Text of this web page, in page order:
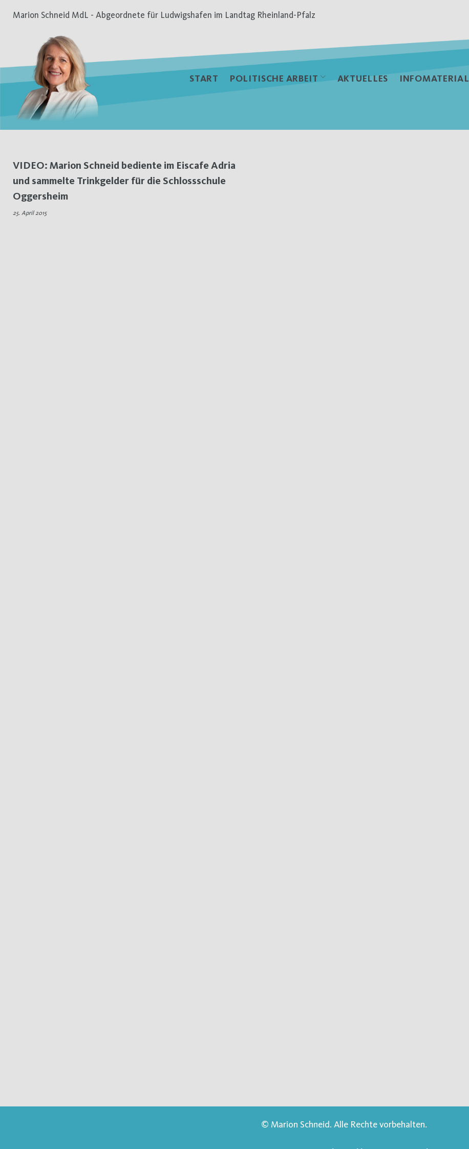
Inhalt
Marion Schneid MdL - Abgeordnete für Ludwigshafen im Landtag Rheinland-Pfalz
START POLITISCHE ARBEIT AKTUELLES INFOMATERIAL
Schlagwort:
Eiscafe
Adria
VIDEO: Marion Schneid bediente im Eiscafe Adria
und sammelte Trinkgelder für die Schlossschule
Oggersheim
25. April 2015
© Marion Schneid. Alle Rechte vorbehalten.